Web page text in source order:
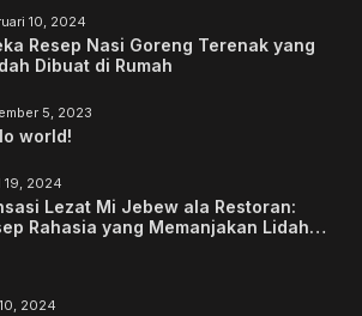
10, 2024
Resep Nasi Goreng Terenak yang
Dibuat di Rumah
5, 2023
world!
19, 2024
Lezat Mi Jebew ala Restoran:
Rahasia yang Memanjakan Lidah
2024